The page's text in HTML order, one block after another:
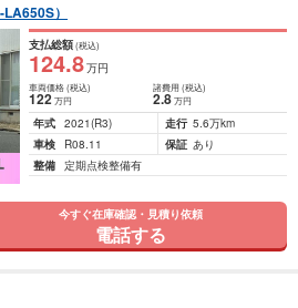
LA650S）
支払総額(税込)
124.8万円
車両価格(税込)
122万円
諸費用 (税込)
2.8 万円
年式 2021(R3) 走行 5.6万km
車検
R08.11 保証 あり
整備 定期点検整備有
今すぐ在庫確認・見積り依頼
電話する